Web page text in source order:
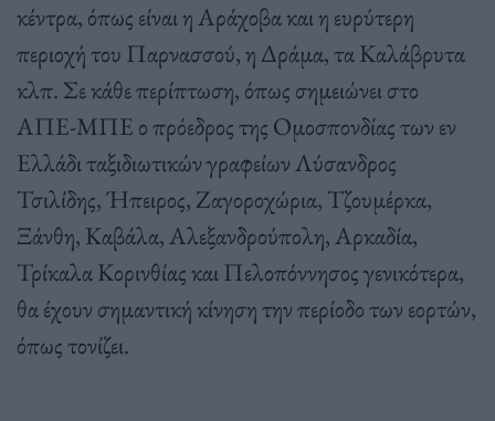
κέντρα, όπως είναι η Αράχοβα και η ευρύτερη
περιοχή του Παρνασσού, η Δράμα, τα Καλάβρυτα
κλπ. Σε κάθε περίπτωση, όπως σημειώνει στο
ΑΠΕ-ΜΠΕ ο πρόεδρος της Ομοσπονδίας των εν
Ελλάδι ταξιδιωτικών γραφείων Λύσανδρος
Τσιλίδης, Ήπειρος, Ζαγοροχώρια, Τζουμέρκα,
Ξάνθη, Καβάλα, Αλεξανδρούπολη, Αρκαδία,
Τρίκαλα Κορινθίας και Πελοπόννησος γενικότερα,
θα έχουν σημαντική κίνηση την περίοδο των εορτών,
όπως τονίζει.